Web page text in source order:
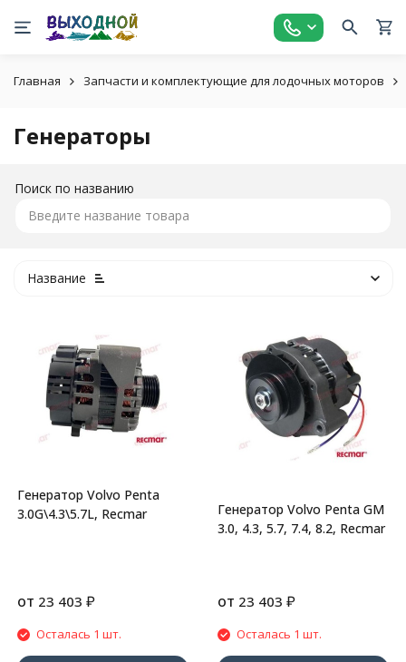
Главная Запчасти и комплектующие для лодочных моторов
Генераторы
Поиск по названию
Название
Генератор Volvo Penta
3.0G\4.3\5.7L, Recmar
от 23 403 ₽
Осталась 1 шт.
Генератор Volvo Penta GM
3.0, 4.3, 5.7, 7.4, 8.2, Recmar
от 23 403 ₽
Осталась 1 шт.